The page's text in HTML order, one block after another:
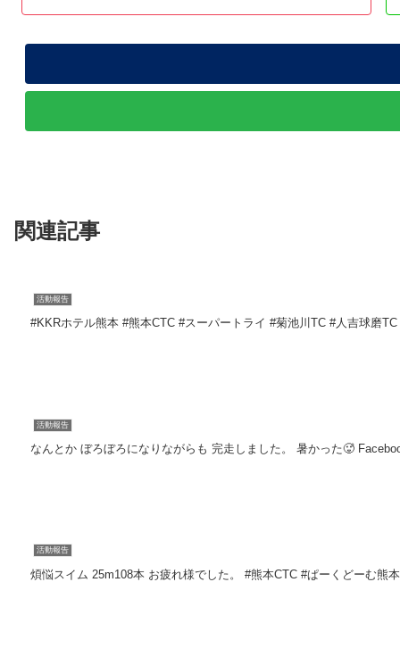
関連記事
活動報告
活動報告
なんとか ぼろぼろになりながらも 完走しました。 暑かった🥵
活動報告